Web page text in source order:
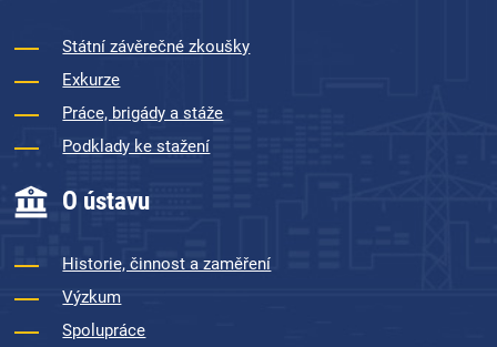
Státní závěrečné zkoušky
Exkurze
Práce, brigády a stáže
Podklady ke stažení
O ústavu
Historie, činnost a zaměření
Výzkum
Spolupráce